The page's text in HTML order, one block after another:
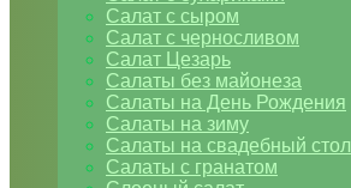
Салат с сыром
Салат с черносливом
Салат Цезарь
Салаты без майонеза
Салаты на День Рождения
Салаты на зиму
Салаты на свадебный стол
Салаты с гранатом